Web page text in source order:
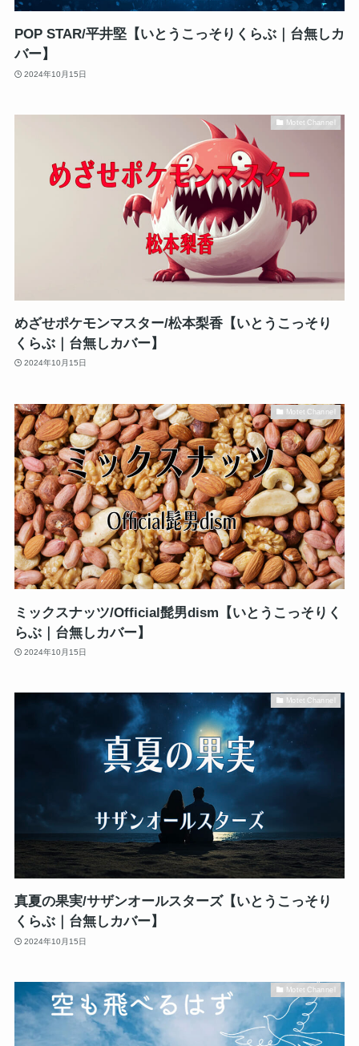
POP STAR/平井堅【いとうこっそりくらぶ｜台無しカ
バー】
2024年10月15日
Motet Channel
めざせポケモンマスター/松本梨香【いとうこっそり
くらぶ｜台無しカバー】
2024年10月15日
Motet Channel
ミックスナッツ/Official髭男dism【いとうこっそりく
らぶ｜台無しカバー】
2024年10月15日
Motet Channel
真夏の果実/サザンオールスターズ【いとうこっそり
くらぶ｜台無しカバー】
2024年10月15日
Motet Channel